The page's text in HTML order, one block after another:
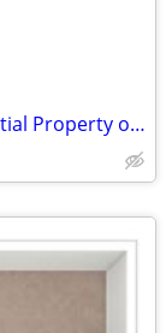
Waterfront Commercial/Office/Residential Property on Lake Quinsigamond